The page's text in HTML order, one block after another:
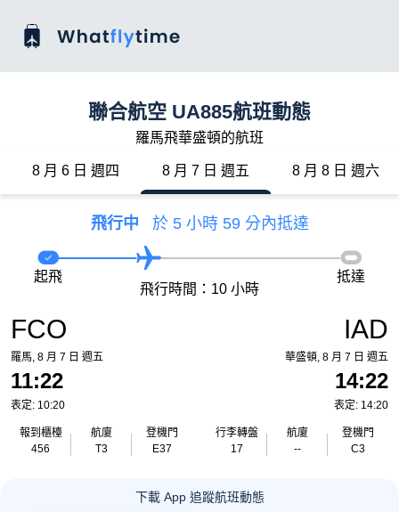
聯合航空 UA885航班動態
羅馬飛華盛頓的航班
8 月 6 日 週四 8 月 7 日 週五 8 月 8 日 週六
飛行中 於 5 小時 59 分內抵達
FCO
羅馬, 8 月 7 日 週五
11:22
表定: 10:20
報到櫃檯
456
航廈
T3
登機門
E37
起飛
飛行時間：10 小時
抵達
IAD
華盛頓, 8 月 7 日 週五
14:22
表定: 14:20
行李轉盤
17
航廈
--
登機門
C3
下載 App 追蹤航班動態